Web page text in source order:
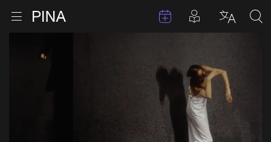
Ouvrir le menu Retour à la page d'accueil Évenements
Articles en